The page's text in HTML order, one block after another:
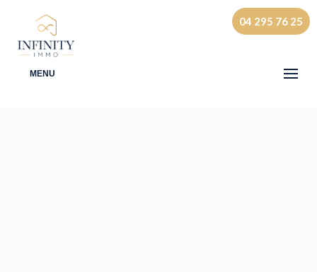
04 295 76 25
MENU